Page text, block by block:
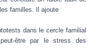
familles. Il ajoute
dans le cercle familial
être par le stress des